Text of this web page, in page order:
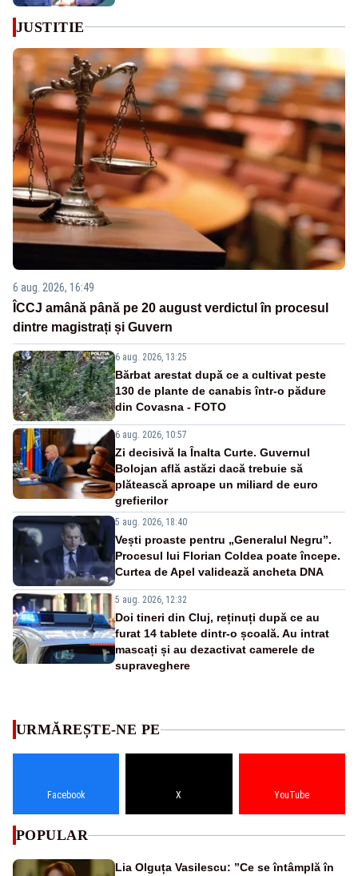
JUSTITIE
6 aug. 2026, 16:49
ÎCCJ amână până pe 20 august verdictul în procesul
dintre magistrați și Guvern
6 aug. 2026, 13:25
Bărbat arestat după ce a cultivat peste
130 de plante de canabis într-o pădure
din Covasna - FOTO
6 aug. 2026, 10:57
Zi decisivă la Înalta Curte. Guvernul
Bolojan află astăzi dacă trebuie să
plătească aproape un miliard de euro
grefierilor
5 aug. 2026, 18:40
Vești proaste pentru „Generalul Negru”.
Procesul lui Florian Coldea poate începe.
Curtea de Apel validează ancheta DNA
5 aug. 2026, 12:32
Doi tineri din Cluj, reținuți după ce au
furat 14 tablete dintr-o școală. Au intrat
mascați și au dezactivat camerele de
supraveghere
URMĂREȘTE-NE PE
Facebook X YouTube
POPULAR
Lia Olguța Vasilescu: ”Ce se întâmplă în